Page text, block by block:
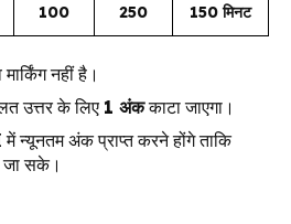
100 250 150 मिनट
नहीं है।
उत्तर के लिए 1 अंककाटा जाएगा।
में न्यूनतम अंक प्राप्त करने होंगे ताकि
जा सके।